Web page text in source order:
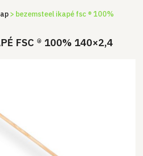
> bezemsteel ikapé fsc ® 100%
FSC ® 100% 140×2,4